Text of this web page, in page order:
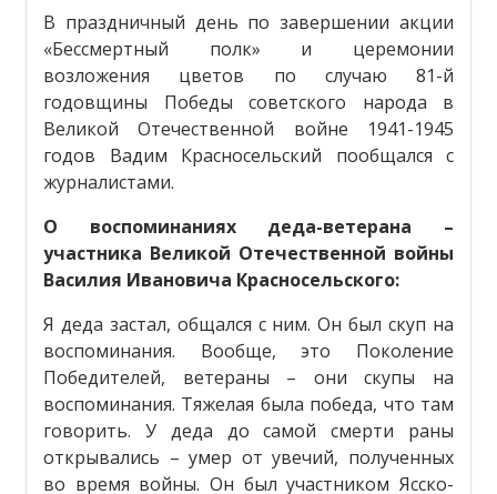
В праздничный день по завершении акции
«Бессмертный полк» и церемонии
возложения цветов по случаю 81-й
годовщины Победы советского народа в
Великой Отечественной войне 1941-1945
годов Вадим Красносельский пообщался с
журналистами.
О воспоминаниях деда-ветерана –
участника Великой Отечественной войны
Василия Ивановича Красносельского:
Я деда застал, общался с ним. Он был скуп на
воспоминания. Вообще, это Поколение
Победителей, ветераны – они скупы на
воспоминания. Тяжелая была победа, что там
говорить. У деда до самой смерти раны
открывались – умер от увечий, полученных
во время войны. Он был участником Ясско-